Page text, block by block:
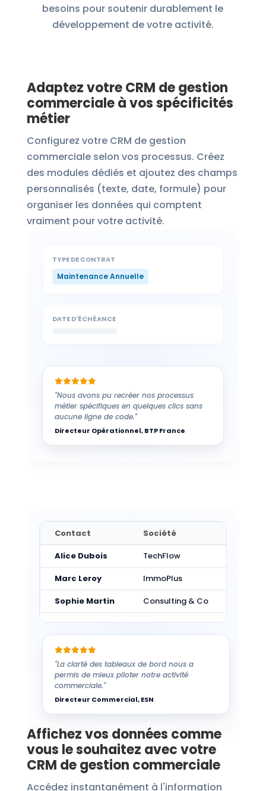
besoins pour soutenir durablement le
développement de votre activité.
Adaptez votre CRM de gestion
commerciale à vos spécificités
métier
Configurez votre CRM de gestion
commerciale selon vos processus. Créez
des modules dédiés et ajoutez des champs
personnalisés (texte, date, formule) pour
organiser les données qui comptent
vraiment pour votre activité.
TYPE DE CONTRAT
Maintenance Annuelle
DATE D'ÉCHÉANCE
"Nous avons pu recréer nos processus
métier spécifiques en quelques clics sans
aucune ligne de code."
Directeur Opérationnel, BTP France
Affichez vos données comme
vous le souhaitez avec votre
CRM de gestion commerciale
Accédez instantanément à l'information
Contact Société
Alice Dubois
TechFlow
Marc Leroy ImmoPlus
Sophie Martin Consulting & Co
"La clarté des tableaux de bord nous a
permis de mieux piloter notre activité
commerciale."
Directeur Commercial, ESN